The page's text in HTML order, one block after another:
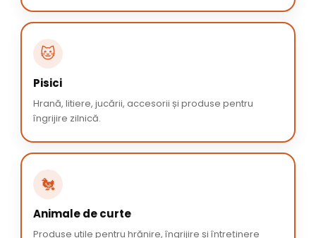
🐱
Pisici
Hrană, litiere, jucării, accesorii și produse pentru
îngrijire zilnică.
🐔
Animale de curte
Produse utile pentru hrănire, îngrijire și întreținere